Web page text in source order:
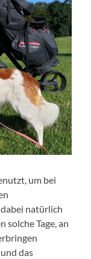
um bei
natürlich
solche Tage, an
das